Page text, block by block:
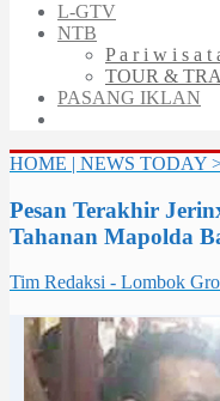
L-GTV
NTB
P a r i w i s a t
TOUR &
PASANG IKLAN
HOME | NEWS TODAY
Pesan Terakhir
Tahanan Mapolda
Tim Redaksi - Lombok